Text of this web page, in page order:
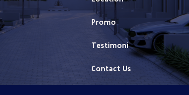
Promo
Testimoni
Contact Us